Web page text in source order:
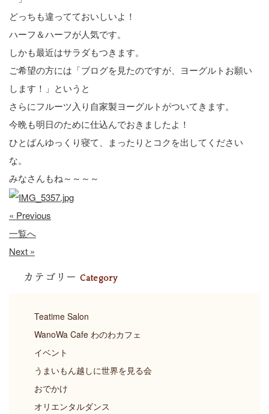
どっちも違ってておいしいよ！
ハーフ＆ハーフが人気です。
しかも最近はサラダもつきます。
ご希望の方には「ブログを見たのですが、ヨーグルトお願い
します！」というと
さらにフルーツ入り自家製ヨーグルトがついてきます。
今晩も明日のために仕込んでおきましたよ！
ひとばんゆっくり寝て、まったりとコクを出してください
な。
みなさんもね～～～～
« Previous
一覧へ
Next »
カテゴリー Category
Teatime Salon
WanoWa Cafe わのわカフェ
イベント
うまいもん越しに世界を見る会
おでかけ
オリエンタルダンス